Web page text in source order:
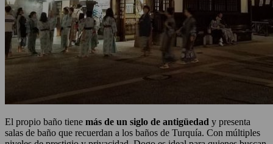
El propio baño tiene más de un siglo de antigüedad y presenta
salas de baño que recuerdan a los baños de Turquía. Con múltiples